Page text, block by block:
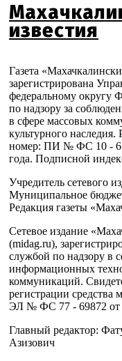
известия
Газета
зарегистрирована
федеральному округу
по надзору за
в сфере массовых
культурного
номер: ПИ № ФС 10 -
года. Подписной
Учредитель сетевого
Муниципальное
Редакция газеты
Сетевое издание
(midag.ru),
службой по надзору в
информационных
коммуникаций.
регистрации средства
ЭЛ № ФС 77 - 69872 от
Главный редактор:
Азизович